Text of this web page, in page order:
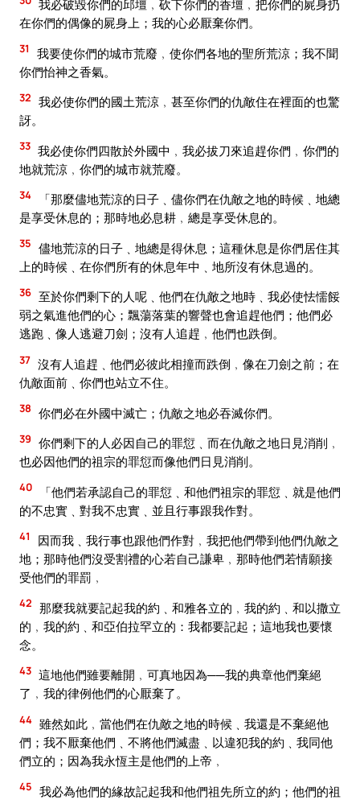
我必破毀你們的邱壇﹐砍下你們的香壇﹐把你們的屍身扔
在你們的偶像的屍身上；我的心必厭棄你們。
31
我要使你們的城市荒廢﹐使你們各地的聖所荒涼；我不聞
你們怡神之香氣。
32 我必使你們的國土荒涼﹐甚至你們的仇敵住在裡面的也驚
訝。
33 我必使你們四散於外國中﹐我必拔刀來追趕你們﹐你們的
地就荒涼﹐你們的城市就荒廢。
34
「那麼儘地荒涼的日子﹑儘你們在仇敵之地的時候﹑地總
是享受休息的；那時地必息耕﹐總是享受休息的。
35 儘地荒涼的日子﹑地總是得休息；這種休息是你們居住其
上的時候﹑在你們所有的休息年中﹑地所沒有休息過的。
36 至於你們剩下的人呢﹑他們在仇敵之地時﹑我必使怯懦餒
弱之氣進他們的心；飄蕩落葉的響聲也會追趕他們；他們必
逃跑﹑像人逃避刀劍；沒有人追趕﹐他們也跌倒。
37 沒有人追趕﹑他們必彼此相撞而跌倒﹐像在刀劍之前；在
仇敵面前﹑你們也站立不住。
38 你們必在外國中滅亡；仇敵之地必吞滅你們。
39 你們剩下的人必因自己的罪愆﹑而在仇敵之地日見消削﹐
也必因他們的祖宗的罪愆而像他們日見消削。
40
「他們若承認自己的罪愆﹑和他們祖宗的罪愆﹑就是他們
的不忠實﹑對我不忠實﹑並且行事跟我作對。
41
因而我﹑我行事也跟他們作對﹐我把他們帶到他們仇敵之
地；那時他們沒受割禮的心若自己謙卑﹐那時他們若情願接
受他們的罪罰﹐
42 那麼我就要記起我的約﹑和雅各立的﹐我的約﹑和以撒立
的﹐我的約﹑和亞伯拉罕立的：我都要記起；這地我也要懷
念。
43 這地他們雖要離開﹐可真地因為──我的典章他們棄絕
了﹐我的律例他們的心厭棄了。
44 雖然如此﹐當他們在仇敵之地的時候﹑我還是不棄絕他
們；我不厭棄他們﹑不將他們滅盡﹑以違犯我的約﹑我同他
們立的；因為我永恆主是他們的上帝﹐
45 我必為他們的緣故記起我和他們祖先所立的約；他們的祖